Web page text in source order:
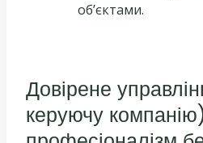
об’єктами.
Довірене
керуючу